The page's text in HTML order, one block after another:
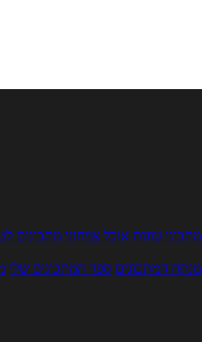
מתכוני עוגות אוכל צמחוני מתכונים
מנתח המתכונים ספר המתכונים שלי